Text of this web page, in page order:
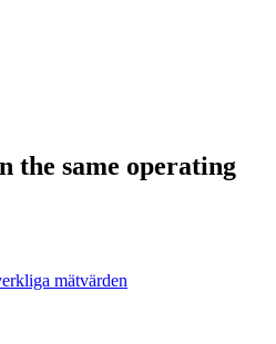
the same operating
mätvärden